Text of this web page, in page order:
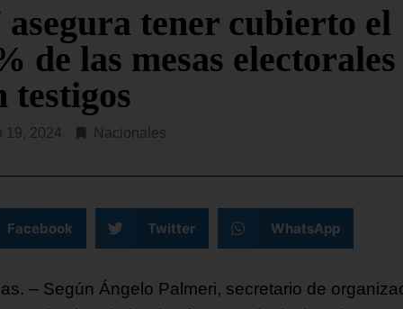
asegura tener cubierto el
de las mesas electorales
testigos
19, 2024 Nacionales
Facebook Twitter WhatsApp
– Según Ángelo Palmeri, secretario de